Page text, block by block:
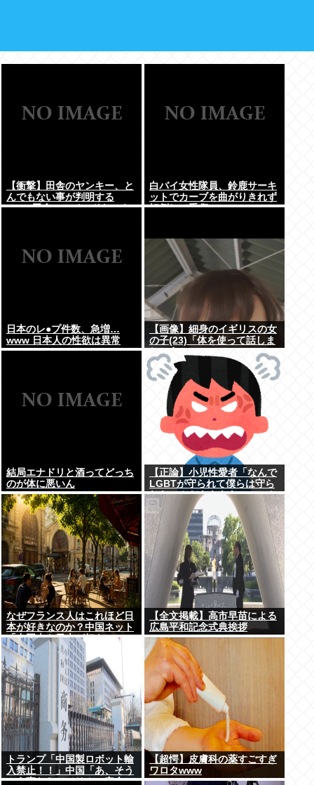
【衝撃】田舎のヤンキー、と
んでもない事が判明する
www 田舎のマイルドヤンキ
白バイ女性隊員、鈴鹿サーキ
ットでカーブを曲がりきれず
転倒して重傷
日本のレ●プ件数、急増…
www 日本人の性欲は異常
【画像】細身のイギリスの女
の子(23)「体を使って話しま
しょう…
結局エナドリと酒ってどっち
のが体に悪いん
【正論】小児性愛者「なんで
LGBTが守られて僕らは守ら
れないんだああああ」←いや
犯罪だからやん
なぜフランス人はこれほど日
本が好きなのか？中国ネット
「中国人も日本が好き」
【全文掲載】高市早苗による
広島平和記念式典挨拶
トランプ「中国製ロボット輸
入禁止！！」中国「あ、そう
いう事ならアメリカの安全の
【超愕】皮膚科の薬すごすぎ
ワロタwww